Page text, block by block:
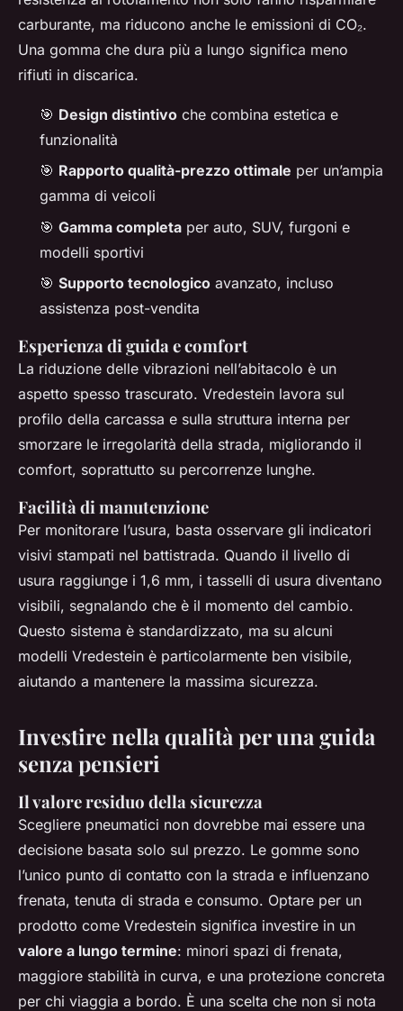
carburante, ma riducono anche le emissioni di CO₂.
Una gomma che dura più a lungo significa meno
rifiuti in discarica.
🎯 Design distintivo che combina estetica e
funzionalità
🎯 Rapporto qualità-prezzo ottimale per un’ampia
gamma di veicoli
🎯 Gamma completa per auto, SUV, furgoni e
modelli sportivi
🎯 Supporto tecnologico avanzato, incluso
assistenza post-vendita
Esperienza di guida e comfort
La riduzione delle vibrazioni nell’abitacolo è un
aspetto spesso trascurato. Vredestein lavora sul
profilo della carcassa e sulla struttura interna per
smorzare le irregolarità della strada, migliorando il
comfort, soprattutto su percorrenze lunghe.
Facilità di manutenzione
Per monitorare l’usura, basta osservare gli indicatori
visivi stampati nel battistrada. Quando il livello di
usura raggiunge i 1,6 mm, i tasselli di usura diventano
visibili, segnalando che è il momento del cambio.
Questo sistema è standardizzato, ma su alcuni
modelli Vredestein è particolarmente ben visibile,
aiutando a mantenere la massima sicurezza.
Investire nella qualità per una guida
senza pensieri
Il valore residuo della sicurezza
Scegliere pneumatici non dovrebbe mai essere una
decisione basata solo sul prezzo. Le gomme sono
l’unico punto di contatto con la strada e influenzano
frenata, tenuta di strada e consumo. Optare per un
prodotto come Vredestein significa investire in un
valore a lungo termine: minori spazi di frenata,
maggiore stabilità in curva, e una protezione concreta
per chi viaggia a bordo. È una scelta che non si nota